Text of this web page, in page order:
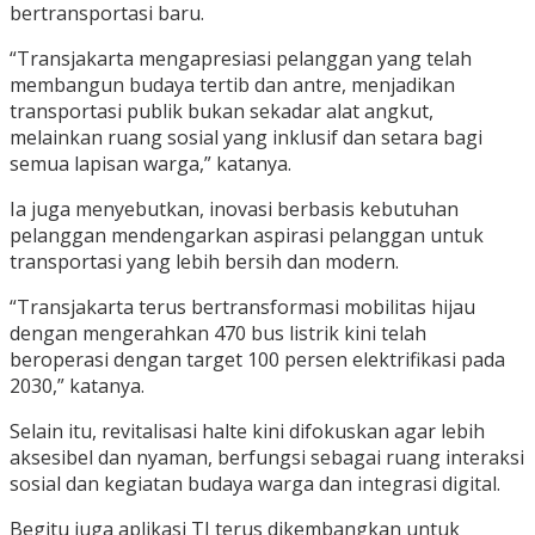
bertransportasi baru.
“Transjakarta mengapresiasi pelanggan yang telah
membangun budaya tertib dan antre, menjadikan
transportasi publik bukan sekadar alat angkut,
melainkan ruang sosial yang inklusif dan setara bagi
semua lapisan warga,” katanya.
Ia juga menyebutkan, inovasi berbasis kebutuhan
pelanggan mendengarkan aspirasi pelanggan untuk
transportasi yang lebih bersih dan modern.
“Transjakarta terus bertransformasi mobilitas hijau
dengan mengerahkan 470 bus listrik kini telah
beroperasi dengan target 100 persen elektrifikasi pada
2030,” katanya.
Selain itu, revitalisasi halte kini difokuskan agar lebih
aksesibel dan nyaman, berfungsi sebagai ruang interaksi
sosial dan kegiatan budaya warga dan integrasi digital.
Begitu juga aplikasi TJ terus dikembangkan untuk